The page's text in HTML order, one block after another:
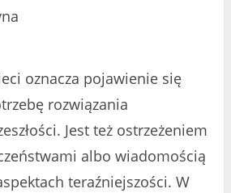
oznacza pojawienie się
rozwiązania
Jest też ostrzeżeniem
albo wiadomością
teraźniejszości. W